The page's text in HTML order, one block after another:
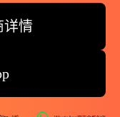
详情